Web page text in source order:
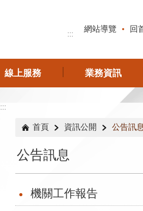
:::
網站導覽 回
線上服務 業務資訊
:::
首頁 資訊公開 公告訊息
公告訊息
機關工作報告